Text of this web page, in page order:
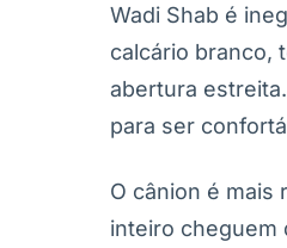
Wadi Shab é
calcário branco,
abertura
para ser
O cânion é mais
inteiro cheguem